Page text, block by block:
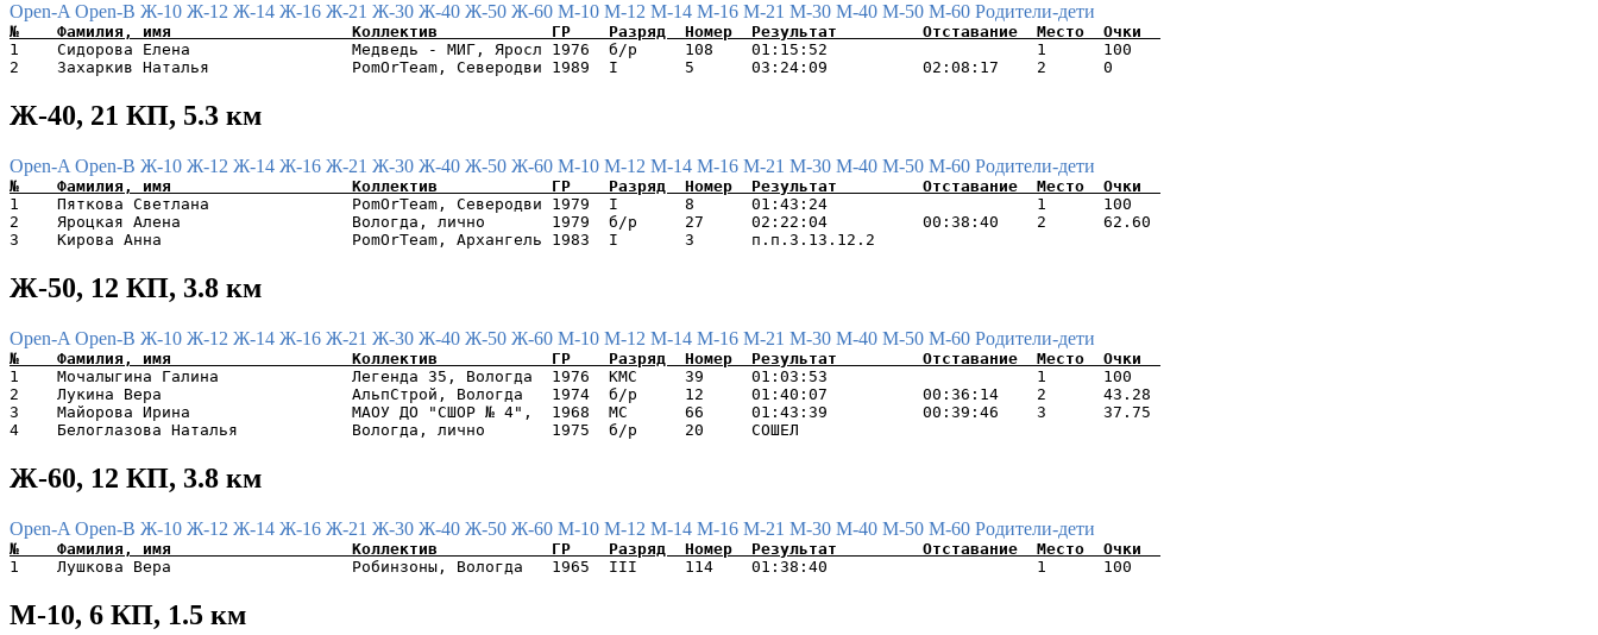
Open-A Open-B Ж-10 Ж-12 Ж-14 Ж-16 Ж-21 Ж-30 Ж-40 Ж-50 Ж-60 М-10 М-12 М-14 М-16 М-21 М-30 М-40 М-50 М-60 Родители-дети
1    Сидорова Елена                 Медведь - МИГ, Яросл 1976  б/р     108    01:15:52                      1      100
Ж-40, 21 КП, 5.3 км
Open-A Open-B Ж-10 Ж-12 Ж-14 Ж-16 Ж-21 Ж-30 Ж-40 Ж-50 Ж-60 М-10 М-12 М-14 М-16 М-21 М-30 М-40 М-50 М-60 Родители-дети
1    Пяткова Светлана               PomOrTeam, Северодви 1979  I       8      01:43:24                      1      100
2    Яроцкая Алена                  Вологда, лично       1979  б/р     27     02:22:04          00:38:40    2      62.60
Ж-50, 12 КП, 3.8 км
Open-A Open-B Ж-10 Ж-12 Ж-14 Ж-16 Ж-21 Ж-30 Ж-40 Ж-50 Ж-60 М-10 М-12 М-14 М-16 М-21 М-30 М-40 М-50 М-60 Родители-дети
1    Мочалыгина Галина              Легенда 35, Вологда  1976  КМС     39     01:03:53                      1      100
2    Лукина Вера                    АльпСтрой, Вологда   1974  б/р     12     01:40:07          00:36:14    2      43.28
3    Майорова Ирина                 МАОУ ДО "СШОР № 4",  1968  МС      66     01:43:39          00:39:46    3      37.75
Ж-60, 12 КП, 3.8 км
Open-A Open-B Ж-10 Ж-12 Ж-14 Ж-16 Ж-21 Ж-30 Ж-40 Ж-50 Ж-60 М-10 М-12 М-14 М-16 М-21 М-30 М-40 М-50 М-60 Родители-дети
М-10, 6 КП, 1.5 км